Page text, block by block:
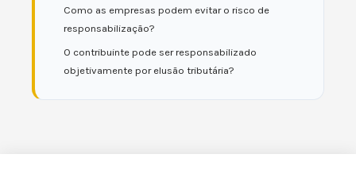
Como as empresas podem evitar o risco de
responsabilização?
O contribuinte pode ser responsabilizado
objetivamente por elusão tributária?